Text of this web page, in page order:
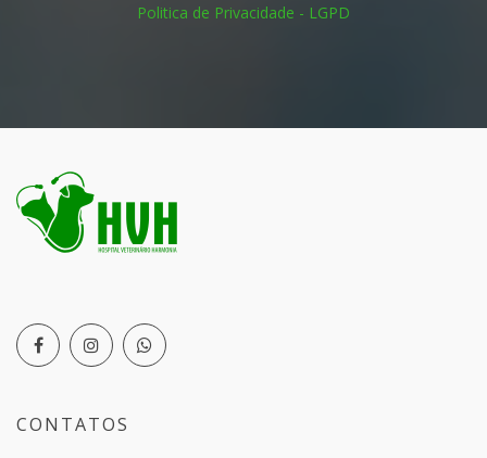
Politica de Privacidade - LGPD
CONTATOS